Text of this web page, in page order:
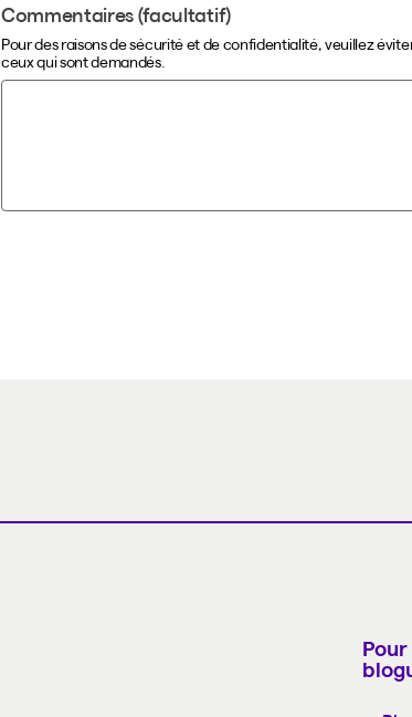
Commentaires (facultatif)
Pour des raisons de sécurité et de confidentialité, veuillez
ceux qui sont demandés.